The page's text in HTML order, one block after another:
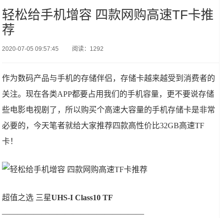
轻松给手机增容 四款网购高速TF卡推
荐
2020-07-05 09:57:45 阅读：1292
作为数码产品与手机的存储伴侣，存储卡越来越受到消费者的
关注。现在各类APP都要占用我们的手机容量，更不要说存储
些电影电视剧了，所以购买个高速大容量的手机存储卡是非常
必要的，今天笔者就给大家推荐四款高性价比32GB高速TF
卡！
超值之选 三星UHS-I Class10 TF
——————————————————